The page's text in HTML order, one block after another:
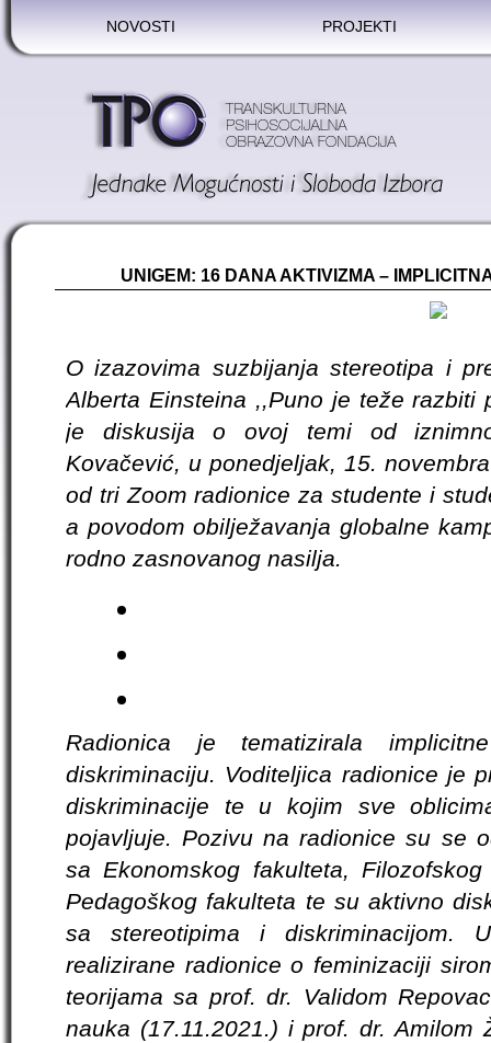
NOVOSTI PROJEKTI
UNIGEM: 16 DANA AKTIVIZMA –
O izazovima suzbijanja stereotipa i
Alberta Einsteina ,,Puno je teže razbiti
je diskusija o ovoj temi od
Kovačević, u ponedjeljak, 15.
od tri Zoom radionice za studente i
a povodom obilježavanja globalne
rodno zasnovanog nasilja.
Radionica je tematizirala
diskriminaciju. Voditeljica radionice je
diskriminacije te u kojim sve
pojavljuje. Pozivu na radionice su se
sa Ekonomskog fakulteta,
Pedagoškog fakulteta te su aktivno
sa stereotipima i diskriminacijom.
realizirane radionice o feminizaciji
teorijama sa prof. dr. Validom
nauka (17.11.2021.) i prof. dr. Amilom